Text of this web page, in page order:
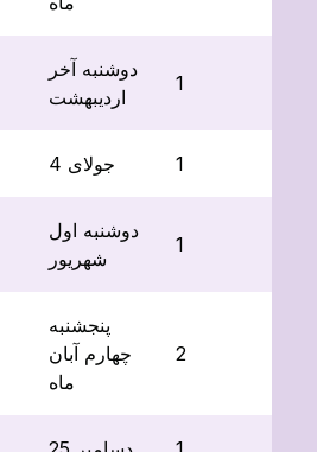
دوشنبه آخر
اردیبهشت
1
4 جولای 1
دوشنبه اول
شهریور
1
پنجشنبه
چهارم آبان
ماه
2